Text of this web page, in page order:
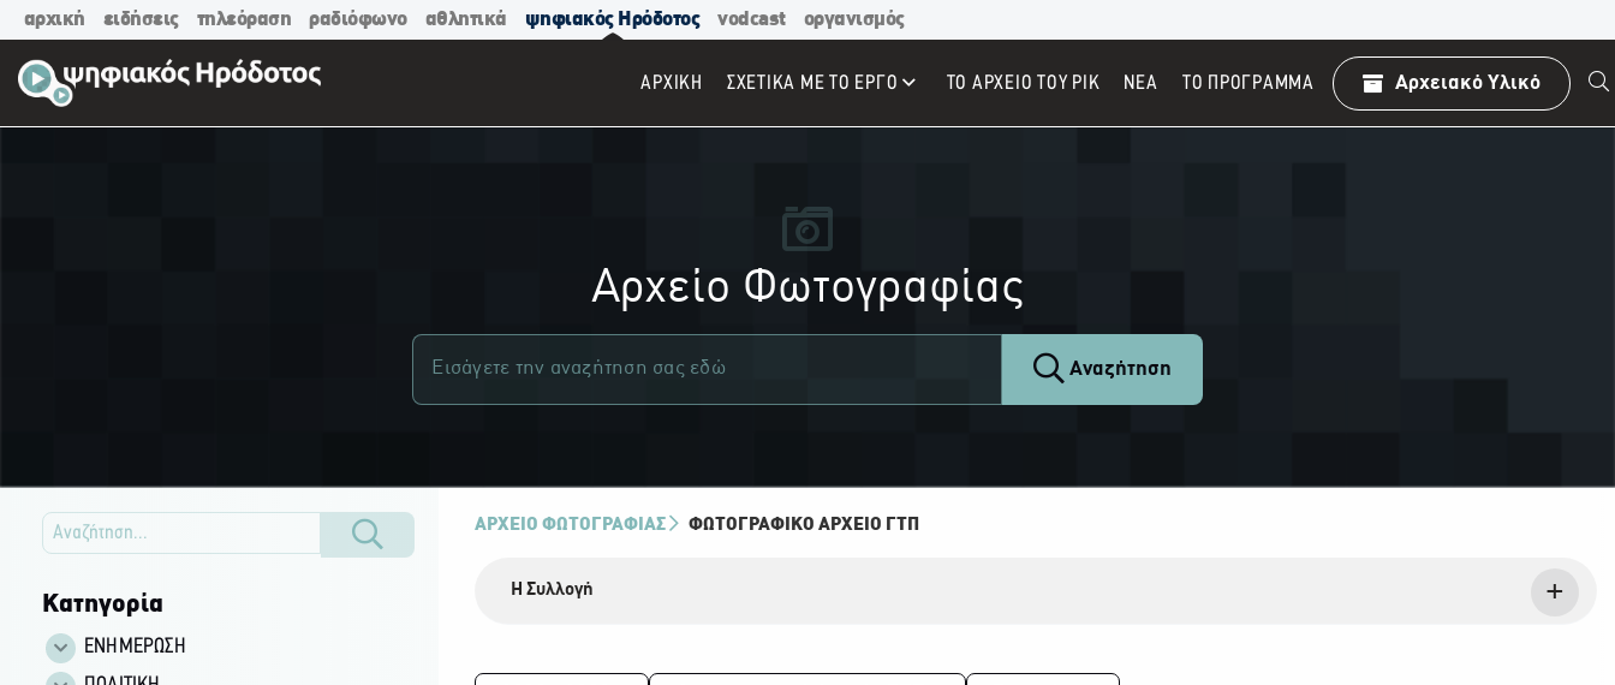
αρχική ειδήσεις τηλεόραση ραδιόφωνο αθλητικά ψηφιακός Ηρόδοτος vodcast οργανισμός
ΑΡΧΙΚΉ ΣΧΕΤΙΚΑ ΜΕ ΤΟ ΕΡΓΟ ΤΟ ΑΡΧΕΙΟ ΤΟΥ ΡΙΚ ΝΕΑ TO ΠΡΌΓΡΑΜΜΑ Αρχειακό Υλικό
Αρχείο Φωτογραφίας
Αναζήτηση
Κατηγορία
ΕΝΗΜΕΡΩΣΗ
ΑΡΧΕΙΟ ΦΩΤΟΓΡΑΦΙΑΣ ΦΩΤΟΓΡΑΦΙΚΌ ΑΡΧΕΊΟ ΓΤΠ
Η Συλλογή